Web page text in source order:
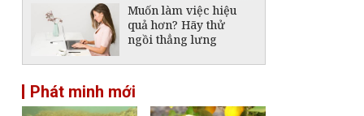
Muốn làm việc hiệu
quả hơn? Hãy thử
ngồi thẳng lưng
lúc 3 giờ sáng và cách
để ngủ lại
Phát minh mới